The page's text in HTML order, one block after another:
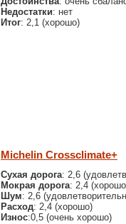
Недостатки: нет
Итог: 2,1 (хорошо)
Michelin Crossclimate+
Сухая дорога: 2,6
Мокрая дорога: 2,4
Шум: 2,6
Расход: 2,4 (хорошо)
Износ:0,5 (очень хорошо)